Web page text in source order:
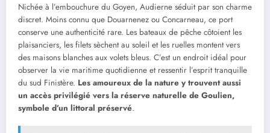
Nichée à l’embouchure du Goyen, Audierne séduit par son charme
discret. Moins connu que Douarnenez ou Concarneau, ce port
conserve une authenticité rare. Les bateaux de pêche côtoient les
plaisanciers, les filets sèchent au soleil et les ruelles montent vers
des maisons blanches aux volets bleus. C’est un endroit idéal pour
observer la vie maritime quotidienne et ressentir l’esprit tranquille
du sud Finistère. Les amoureux de la nature y trouvent aussi
un accès privilégié vers la réserve naturelle de Goulien,
symbole d’un littoral préservé.